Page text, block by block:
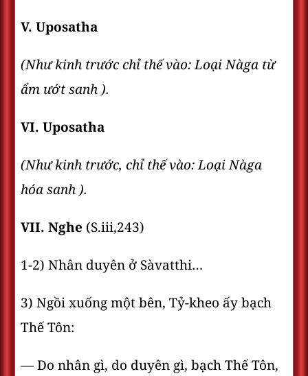
V. Uposatha
(Như kinh trước chỉ thế vào: Loại Nàga từ
ẩm ướt sanh ).
VI. Uposatha
(Như kinh trước, chỉ thế vào: Loại Nàga
hóa sanh ).
VII. Nghe (S.iii,243)
1-2) Nhân duyên ở Sàvatthi…
3) Ngồi xuống một bên, Tỷ-kheo ấy bạch
Thế Tôn:
— Do nhân gì, do duyên gì, bạch Thế Tôn,